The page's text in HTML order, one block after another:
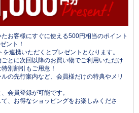
お客様にすぐに使える500円相当のポイント
ント！
連携いただくとプレゼントとなります。
とに次回以降のお買い物でご利用いただけ
別割引もご用意！
の先行案内など、会員様だけの特典やメリ
会員登録が可能です。
、お得なショッピングをお楽しみくださ